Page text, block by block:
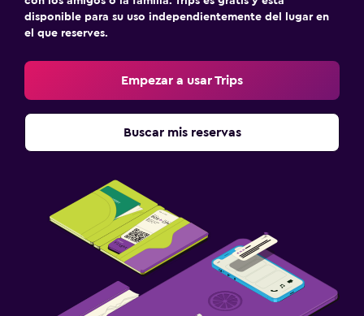
disponible para su uso independientemente del lugar en
el que reserves.
Empezar a usar Trips
Buscar mis reservas